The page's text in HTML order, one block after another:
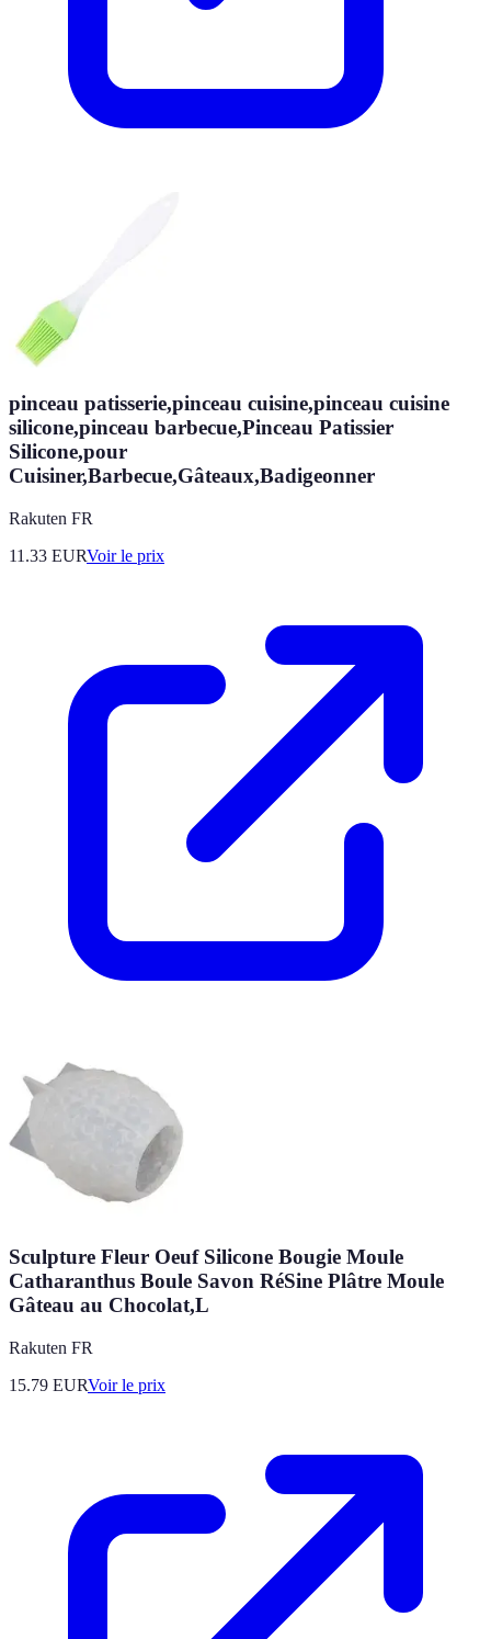
pinceau patisserie,pinceau cuisine,pinceau cuisine
silicone,pinceau barbecue,Pinceau Patissier
Silicone,pour
Cuisiner,Barbecue,Gâteaux,Badigeonner
Rakuten FR
11.33 EURVoir le prix
Sculpture Fleur Oeuf Silicone Bougie Moule
Catharanthus Boule Savon RéSine Plâtre Moule
Gâteau au Chocolat,L
Rakuten FR
15.79 EURVoir le prix